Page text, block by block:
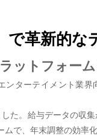
で革新的な
ットフォー
ターテイメント業
た。給与データの収
で、年末調整の効率